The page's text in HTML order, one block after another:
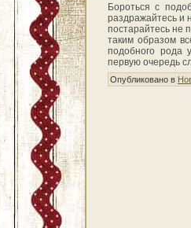
Бороться с
раздражайтесь и
постарайтесь не
таким образом
подобного рода
первую очередь
Опубликовано в